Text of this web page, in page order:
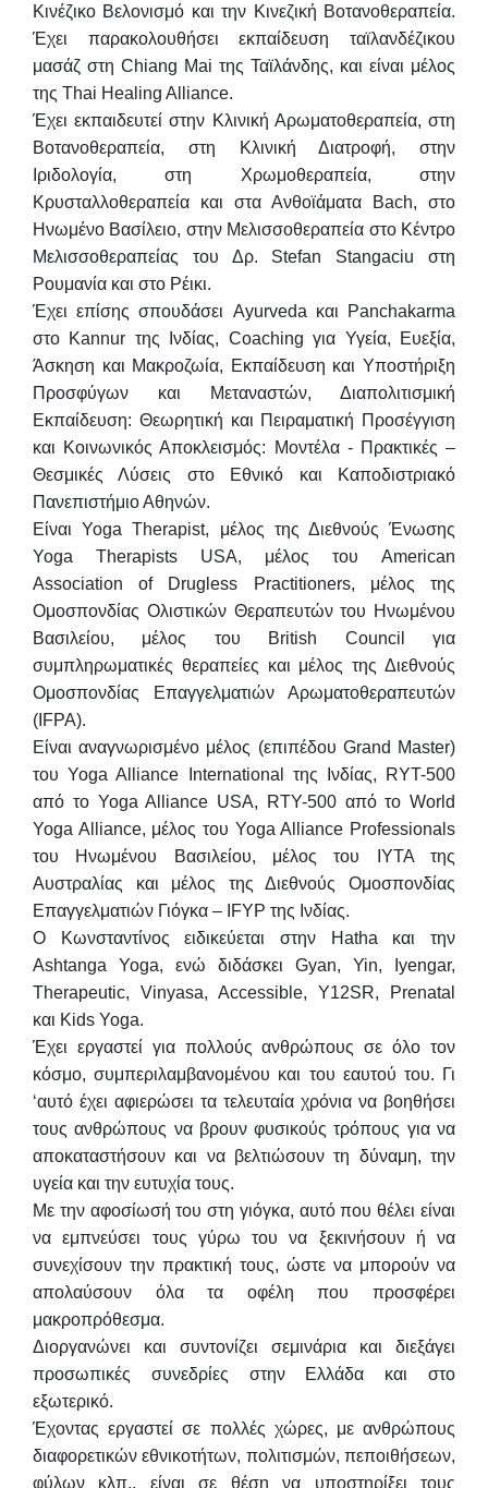
Κινέζικο Βελονισμό και την Κινεζική Βοτανοθεραπεία.
Έχει παρακολουθήσει εκπαίδευση ταϊλανδέζικου
μασάζ στη Chiang Mai της Ταϊλάνδης, και είναι μέλος
της Thai Healing Alliance.
Έχει εκπαιδευτεί στην Κλινική Αρωματοθεραπεία, στη
Βοτανοθεραπεία, στη Κλινική Διατροφή, στην
Ιριδολογία, στη Χρωμοθεραπεία, στην
Κρυσταλλοθεραπεία και στα Ανθοϊάματα Bach, στο
Ηνωμένο Βασίλειο, στην Μελισσοθεραπεία στο Κέντρο
Μελισσοθεραπείας του Δρ. Stefan Stangaciu στη
Ρουμανία και στο Ρέικι.
Έχει επίσης σπουδάσει Ayurveda και Panchakarma
στο Kannur της Ινδίας, Coaching για Υγεία, Ευεξία,
Άσκηση και Μακροζωία, Εκπαίδευση και Υποστήριξη
Προσφύγων και Μεταναστών, Διαπολιτισμική
Εκπαίδευση: Θεωρητική και Πειραματική Προσέγγιση
και Κοινωνικός Αποκλεισμός: Μοντέλα - Πρακτικές –
Θεσμικές Λύσεις στο Εθνικό και Καποδιστριακό
Πανεπιστήμιο Αθηνών.
Είναι Yoga Therapist, μέλος της Διεθνούς Ένωσης
Yoga Therapists USA, μέλος του American
Association of Drugless Practitioners, μέλος της
Ομοσπονδίας Ολιστικών Θεραπευτών του Ηνωμένου
Βασιλείου, μέλος του British Council για
συμπληρωματικές θεραπείες και μέλος της Διεθνούς
Ομοσπονδίας Επαγγελματιών Αρωματοθεραπευτών
(IFPA).
Είναι αναγνωρισμένο μέλος (επιπέδου Grand Master)
του Yoga Alliance International της Ινδίας, RYT-500
από το Yoga Alliance USA, RTY-500 από το World
Yoga Alliance, μέλος του Yoga Alliance Professionals
του Ηνωμένου Βασιλείου, μέλος του IYTA της
Αυστραλίας και μέλος της Διεθνούς Ομοσπονδίας
Επαγγελματιών Γιόγκα – IFYP της Ινδίας.
Ο Κωνσταντίνος ειδικεύεται στην Hatha και την
Ashtanga Yoga, ενώ διδάσκει Gyan, Yin, Iyengar,
Therapeutic, Vinyasa, Accessible, Y12SR, Prenatal
και Kids Yoga.
Έχει εργαστεί για πολλούς ανθρώπους σε όλο τον
κόσμο, συμπεριλαμβανομένου και του εαυτού του. Γι
‘αυτό έχει αφιερώσει τα τελευταία χρόνια να βοηθήσει
τους ανθρώπους να βρουν φυσικούς τρόπους για να
αποκαταστήσουν και να βελτιώσουν τη δύναμη, την
υγεία και την ευτυχία τους.
Με την αφοσίωσή του στη γιόγκα, αυτό που θέλει είναι
να εμπνεύσει τους γύρω του να ξεκινήσουν ή να
συνεχίσουν την πρακτική τους, ώστε να μπορούν να
απολαύσουν όλα τα οφέλη που προσφέρει
μακροπρόθεσμα.
Διοργανώνει και συντονίζει σεμινάρια και διεξάγει
προσωπικές συνεδρίες στην Ελλάδα και στο
εξωτερικό.
Έχοντας εργαστεί σε πολλές χώρες, με ανθρώπους
διαφορετικών εθνικοτήτων, πολιτισμών, πεποιθήσεων,
φύλων κλπ., είναι σε θέση να υποστηρίξει τους